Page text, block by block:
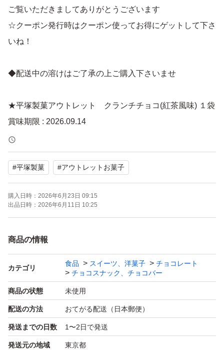
ご覧いただきましてありがとうございます
☆クーポン発行時はクーポン使ってお得にゲットして下さ
いね！
◆配送中の溶けはご了承の上ご購入下さいませ
★平塚製菓アウトレット クランチチョコ(紅茶風味) １袋
賞味期限 : 2026.09.14
内容量 : 250g
沢山のOEMを手掛けている〝平塚製菓〟のアウトレット
なのでお味は◎
ゆうパケットポストで発送予定です
ポスト投函ですので日当たりの良いポストからの早めの救
出をお願いします
アウトレットの為、割れ、かけ、溶け、ソース漏れ等があ
りますのでご理解いただける方でお願いします
#平塚製菓 #アウトレットお菓子
購入日時： 2026年6月23日 09:15
出品日時： 2026年6月11日 10:25
商品の情報
カテゴリ
食品 スイーツ、洋菓子
チョコレート
チョコスナック、チョコバー
商品の状態 未使用
配送の方法 おてがる配送（日本郵便）
発送までの日数 1〜2日で発送
発送元の地域 東京都